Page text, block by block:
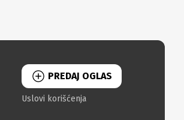
PREDAJ OGLAS
Uslovi korišćenja